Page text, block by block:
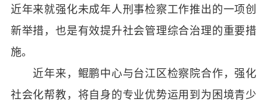
近年来就强化未成年人刑事检察工作推出的一项创
新举措，也是有效提升社会管理综合治理的重要措
施。
近年来，鲲鹏中心与台江区检察院合作，强化
社会化帮教，将自身的专业优势运用到为困境青少